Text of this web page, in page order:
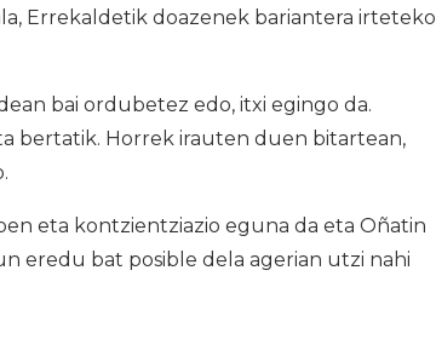
Errekaldetik doazenek bariantera irteteko
bai ordubetez edo, itxi egingo da.
bertatik. Horrek irauten duen bitartean,
eta kontzientziazio eguna da eta Oñatin
eredu bat posible dela agerian utzi nahi